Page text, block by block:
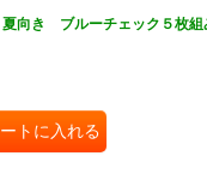
向き ブルーチェック５枚
トに入れる